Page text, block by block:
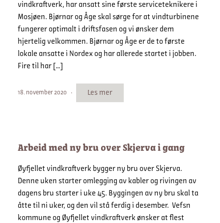
vindkraftverk, har ansatt sine første serviceteknikere i
Mosjøen. Bjørnar og Åge skal sørge for at vindturbinene
fungerer optimalt i driftsfasen og vi ønsker dem
hjertelig velkommen. Bjørnar og Åge er de to første
lokale ansatte i Nordex og har allerede startet i jobben.
Fire til har […]
18. november 2020 Les mer
Arbeid med ny bru over Skjerva i gang
Øyfjellet vindkraftverk bygger ny bru over Skjerva.
Denne uken starter omlegging av kabler og rivingen av
dagens bru starter i uke 45. Byggingen av ny bru skal ta
åtte til ni uker, og den vil stå ferdig i desember. Vefsn
kommune og Øyfjellet vindkraftverk ønsker at flest